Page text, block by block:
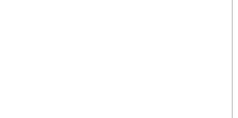
Impressão - 0,5x2,5cm - 1 unid